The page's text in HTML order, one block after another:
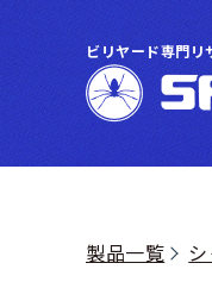
ビリヤード専門リ
製品一覧